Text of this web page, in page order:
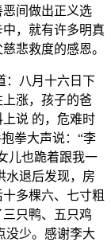
间做出正义选
，就有许多明真
悲救度的感恩。
：八月十六日下
涨，孩子的爸
说 的，危难时
拳大声说：“李
儿也跪着跟我一
水退后发现，房
多棵六、七寸粗
只鸭、五只鸡
没少。感谢李大